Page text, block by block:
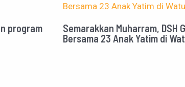
program
Semarakkan Muharram, DSH
Bersama 23 Anak Yatim di